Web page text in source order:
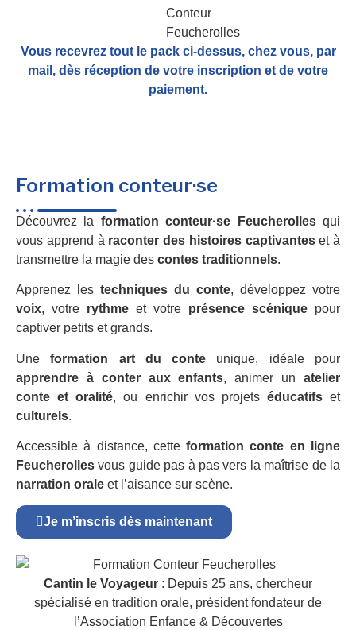
Vous recevrez tout le pack ci-dessus, chez vous, par
mail, dès réception de votre inscription et de votre
paiement.
Formation conteur·se
Découvrez la formation conteur·se Feucherollesqui
vous apprend à raconter des histoires captivanteset à
transmettre la magie des contes traditionnels.
Apprenez les techniques du conte, développez votre
voix, votre rythme et votre présence scénique pour
captiver petits et grands.
Uneformation art du conte unique, idéale pour
apprendre à conter aux enfants, animer unatelier
conte et oralité, ou enrichir vos projets éducatifset
culturels.
Accessible à distance, cetteformation conte en ligne
Feucherolles vous guide pas à pas vers la maîtrise de la
narration orale et l’aisance sur scène.
Je m’inscris dès maintenant
Cantin le Voyageur : Depuis 25 ans, chercheur
spécialisé en tradition orale, président fondateur de
l’Association Enfance & Découvertes